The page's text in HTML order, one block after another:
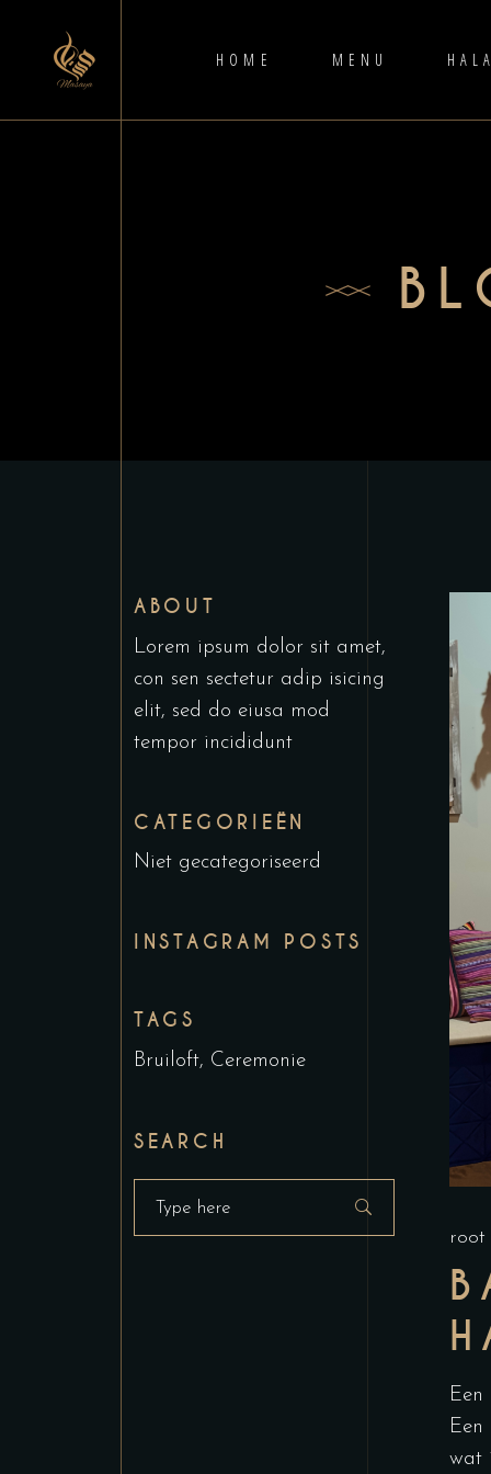
HOME MENU
root
wat
ABOUT
Lorem ipsum dolor sit amet,
con sen sectetur adip isicing
elit, sed do eiusa mod
tempor incididunt
CATEGORIEËN
Niet gecategoriseerd
INSTAGRAM POSTS
TAGS
Bruiloft Ceremonie
SEARCH